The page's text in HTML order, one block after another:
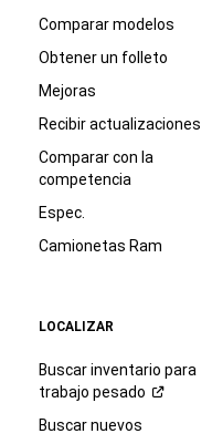
Comparar modelos
Obtener un folleto
Mejoras
Recibir actualizaciones
Comparar con la
competencia
Espec.
Camionetas Ram
LOCALIZAR
Buscar inventario para
trabajo pesado
Buscar nuevos